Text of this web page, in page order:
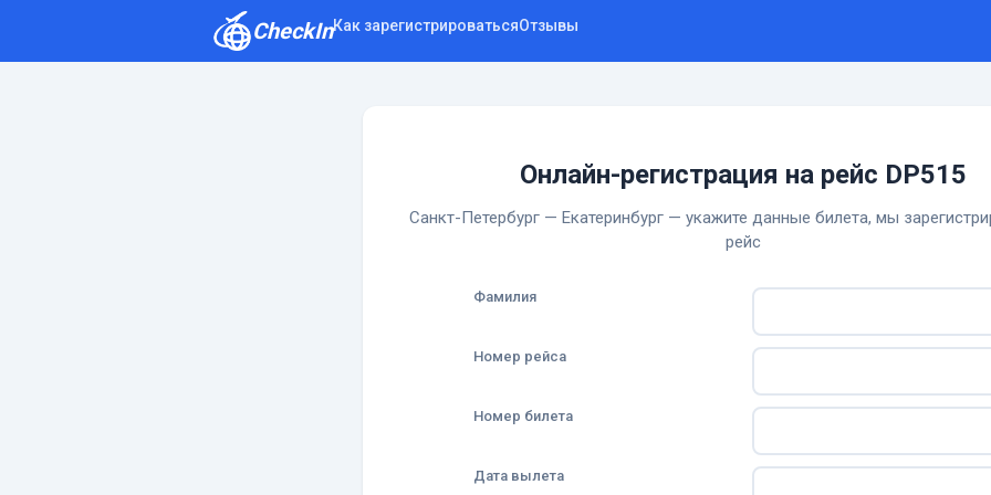
CheckInКак зарегистрироватьсяОтзывы
Онлайн-регистрация на рейс DP515
Санкт-Петербург — Екатеринбург — укажите данные билета, мы
рейс
Фамилия
Номер рейса
Номер билета
Дата вылета